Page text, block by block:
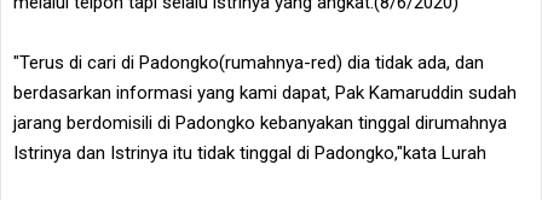
"Terus di cari di Padongko(rumahnya-red) dia tidak ada, dan
berdasarkan informasi yang kami dapat, Pak Kamaruddin sudah
jarang berdomisili di Padongko kebanyakan tinggal dirumahnya
Istrinya dan Istrinya itu tidak tinggal di Padongko,"kata Lurah